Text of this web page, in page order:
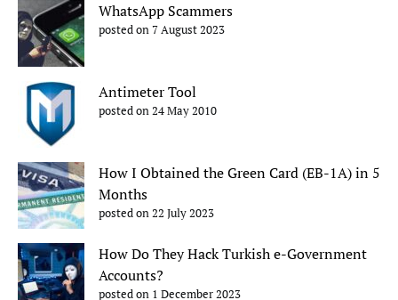
WhatsApp Scammers
posted on 7 August 2023
Antimeter Tool
posted on 24 May 2010
How I Obtained the Green Card (EB-1A) in 5
Months
posted on 22 July 2023
How Do They Hack Turkish e-Government
Accounts?
posted on 1 December 2023